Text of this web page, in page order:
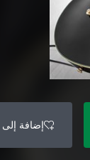
إضافة إلى